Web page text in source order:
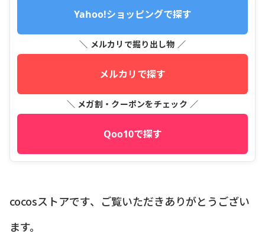
Yahoo!ショッピングで探す
＼ メルカリで掘り出し物 ／
メルカリで探す
＼ メガ割・クーポンをチェック ／
Qoo10で探す
cocosストアです、ご覧いただきありがとうござい
ます。